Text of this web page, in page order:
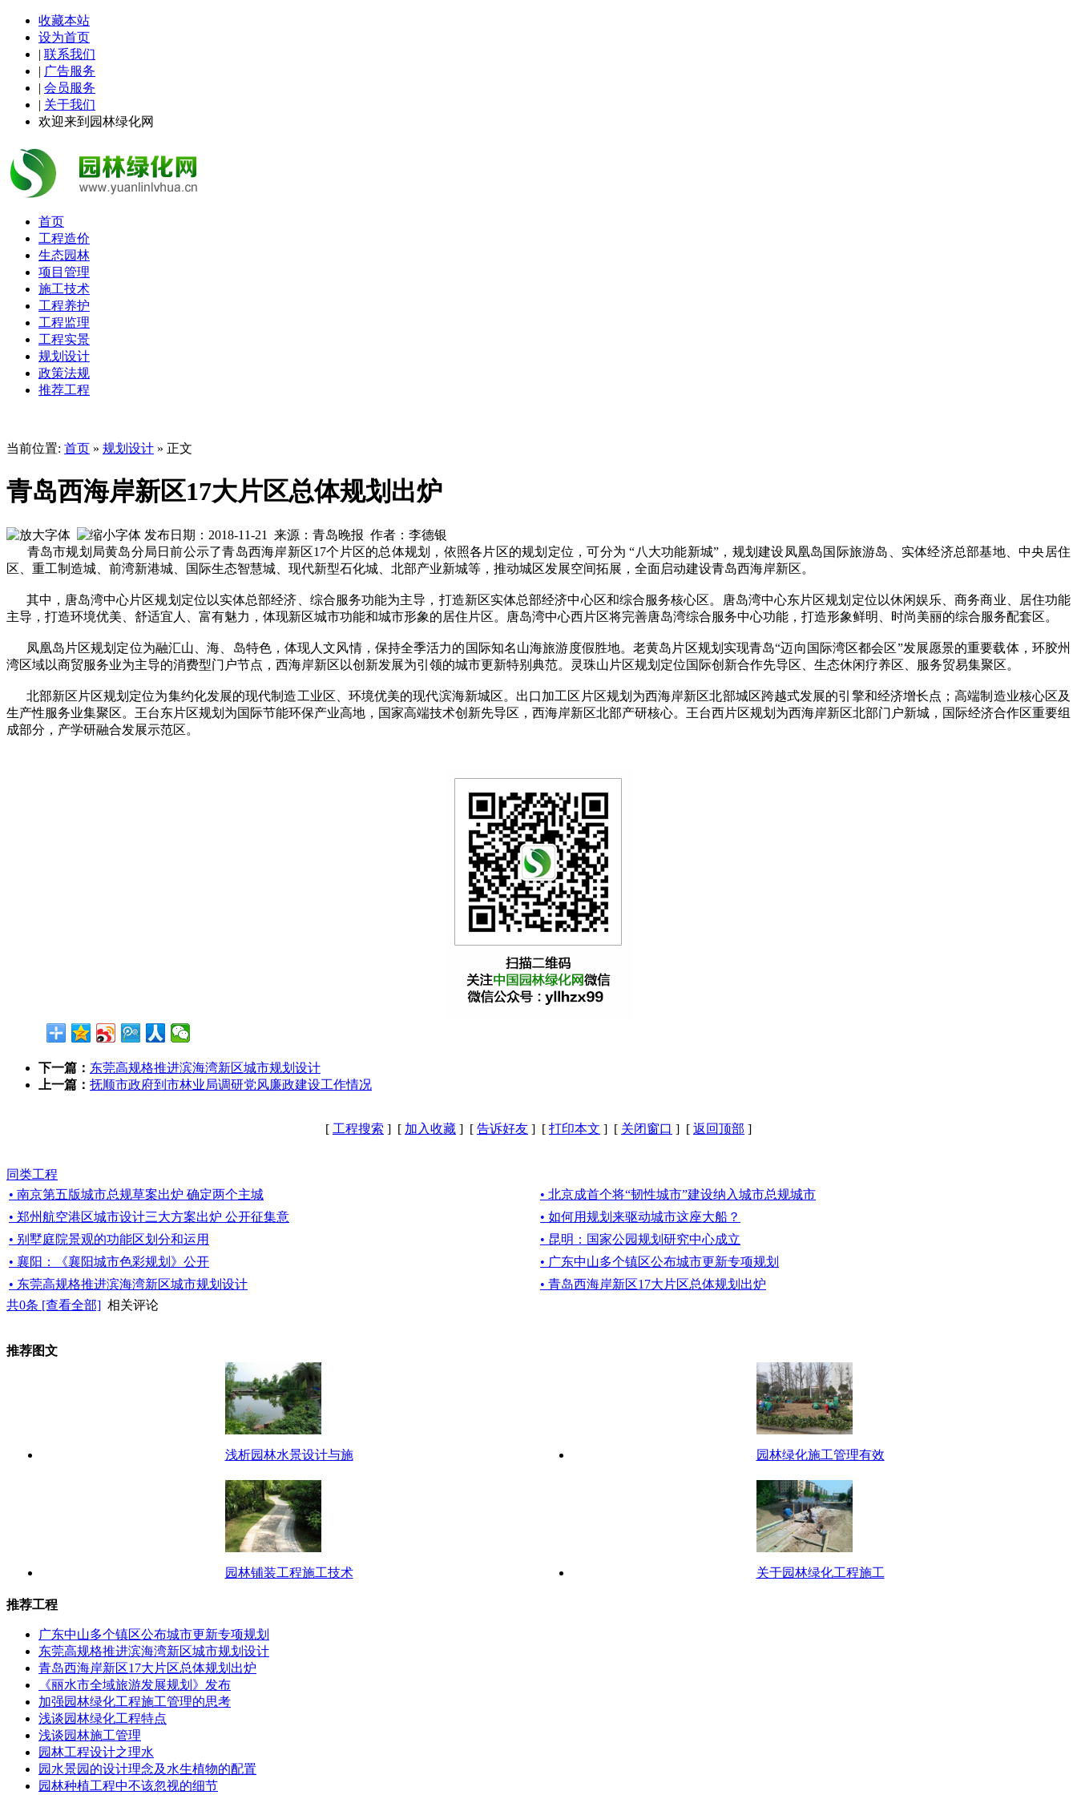
收藏本站
设为首页
| 联系我们
| 广告服务
| 会员服务
| 关于我们
欢迎来到园林绿化网
首页
工程造价
生态园林
项目管理
施工技术
工程养护
工程监理
工程实景
规划设计
政策法规
推荐工程
当前位置: 首页 » 规划设计 » 正文
青岛西海岸新区17大片区总体规划出炉
发布日期：2018-11-21 来源：青岛晚报 作者：李德银
青岛市规划局黄岛分局日前公示了青岛西海岸新区17个片区的总体规划，依照各片区的规划定位，可分为 “八大功能新城”，规划建设凤凰岛国际旅游岛、实体经济总部基地、中央居住
区、重工制造城、前湾新港城、国际生态智慧城、现代新型石化城、北部产业新城等，推动城区发展空间拓展，全面启动建设青岛西海岸新区。
其中，唐岛湾中心片区规划定位以实体总部经济、综合服务功能为主导，打造新区实体总部经济中心区和综合服务核心区。唐岛湾中心东片区规划定位以休闲娱乐、商务商业、居住功能
主导，打造环境优美、舒适宜人、富有魅力，体现新区城市功能和城市形象的居住片区。唐岛湾中心西片区将完善唐岛湾综合服务中心功能，打造形象鲜明、时尚美丽的综合服务配套区。
凤凰岛片区规划定位为融汇山、海、岛特色，体现人文风情，保持全季活力的国际知名山海旅游度假胜地。老黄岛片区规划实现青岛“迈向国际湾区都会区”发展愿景的重要载体，环胶州
湾区域以商贸服务业为主导的消费型门户节点，西海岸新区以创新发展为引领的城市更新特别典范。灵珠山片区规划定位国际创新合作先导区、生态休闲疗养区、服务贸易集聚区。
北部新区片区规划定位为集约化发展的现代制造工业区、环境优美的现代滨海新城区。出口加工区片区规划为西海岸新区北部城区跨越式发展的引擎和经济增长点；高端制造业核心区及
生产性服务业集聚区。王台东片区规划为国际节能环保产业高地，国家高端技术创新先导区，西海岸新区北部产研核心。王台西片区规划为西海岸新区北部门户新城，国际经济合作区重要组
成部分，产学研融合发展示范区。
下一篇： 东莞高规格推进滨海湾新区城市规划设计
上一篇： 抚顺市政府到市林业局调研党风廉政建设工作情况
[ 工程搜索 ] [ 加入收藏 ] [ 告诉好友 ] [ 打印本文 ] [ 关闭窗口 ] [ 返回顶部 ]
同类工程
• 南京第五版城市总规草案出炉 确定两个主城
• 北京成首个将“韧性城市”建设纳入城市总规城市
• 郑州航空港区城市设计三大方案出炉 公开征集意
• 如何用规划来驱动城市这座大船？
• 别墅庭院景观的功能区划分和运用
• 昆明：国家公园规划研究中心成立
• 襄阳：《襄阳城市色彩规划》公开
• 广东中山多个镇区公布城市更新专项规划
• 东莞高规格推进滨海湾新区城市规划设计
• 青岛西海岸新区17大片区总体规划出炉
共0条 [查看全部] 相关评论
推荐图文
浅析园林水景设计与施 园林绿化施工管理有效
园林铺装工程施工技术 关于园林绿化工程施工
推荐工程
广东中山多个镇区公布城市更新专项规划
东莞高规格推进滨海湾新区城市规划设计
青岛西海岸新区17大片区总体规划出炉
《丽水市全域旅游发展规划》发布
加强园林绿化工程施工管理的思考
浅谈园林绿化工程特点
浅谈园林施工管理
园林工程设计之理水
园水景园的设计理念及水生植物的配置
园林种植工程中不该忽视的细节